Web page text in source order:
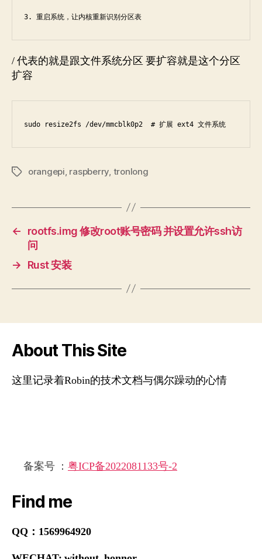
3. 重启系统，让内核重新识别分区表
/ 代表的就是跟文件系统分区 要扩容就是这个分区
扩容
sudo resize2fs /dev/mmcblk0p2  # 扩展 ext4 文件系统
Tagsorangepi, raspberry, tronlong
←
rootfs.img 修改root账号密码 并设置允许ssh访
问
→
Rust 安装
About This Site
这里记录着Robin的技术文档与偶尔躁动的心情
备案号 ： 粤ICP备2022081133号-2
Find me
QQ：1569964920